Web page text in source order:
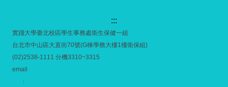
:::
實踐大學臺北校區學生事務處衛生保健一組
台北市中山區大直街70號(G棟學務大樓1樓衛保組)
(02)2538-1111 分機3310~3315
email
：